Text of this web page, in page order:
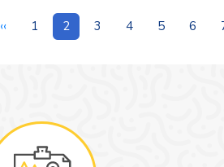
Página
‹‹ Página
1
Página
actual
2 Página
3 Página
4 Página
5 6